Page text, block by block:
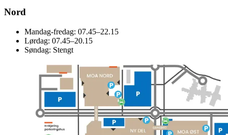
Nord
Mandag-fredag: 07.45–22.15
Lørdag: 07.45–20.15
Søndag: Stengt